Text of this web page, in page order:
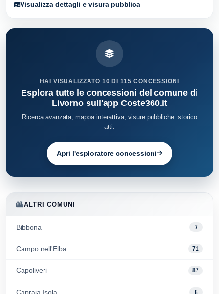
ALTRI COMUNI
Bibbona 7
Campo nell'Elba 71
Capoliveri 87
Capraia Isola 8
Visualizza dettagli e visura pubblica
HAI VISUALIZZATO 10 DI 115 CONCESSIONI
Esplora tutte le concessioni del comune di
Livorno sull'app Coste360.it
Ricerca avanzata, mappa interattiva, visure pubbliche, storico
atti.
Apri l'esploratore concessioni